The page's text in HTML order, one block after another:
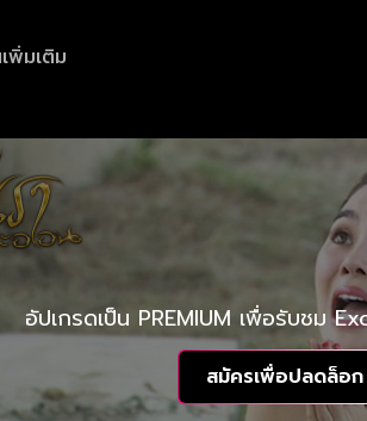
เพิ่มเติม
อัปเกรดเป็น PREMIUM เพื่อรับชม
สมัครเพื่อปลดล็อก